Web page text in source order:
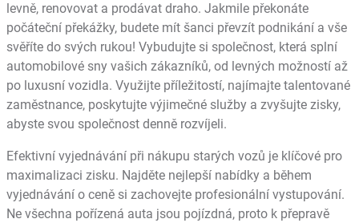
levně, renovovat a prodávat draho. Jakmile překonáte
počáteční překážky, budete mít šanci převzít podnikání a vše
svěříte do svých rukou! Vybudujte si společnost, která splní
automobilové sny vašich zákazníků, od levných možností až
po luxusní vozidla. Využijte příležitostí, najímajte talentované
zaměstnance, poskytujte výjimečné služby a zvyšujte zisky,
abyste svou společnost denně rozvíjeli.
Efektivní vyjednávání při nákupu starých vozů je klíčové pro
maximalizaci zisku. Najděte nejlepší nabídky a během
vyjednávání o ceně si zachovejte profesionální vystupování.
Ne všechna pořízená auta jsou pojízdná, proto k přepravě